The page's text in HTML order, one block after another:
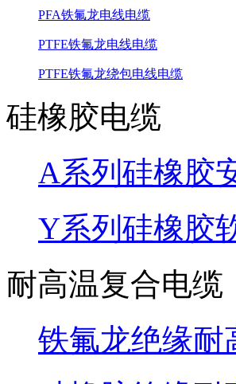
PFA铁氟龙电线电缆
PTFE铁氟龙电线电缆
PTFE铁氟龙绕包电线电缆
硅橡胶电缆
A系列硅橡胶
Y系列硅橡胶
耐高温复合电缆
铁氟龙绝缘耐